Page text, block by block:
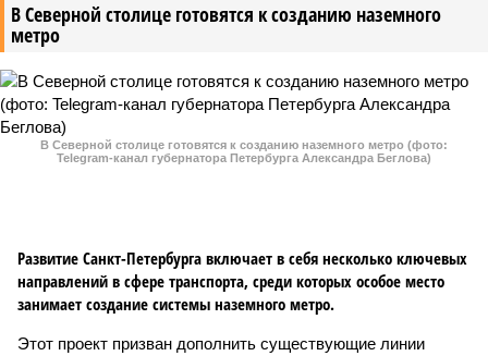
В Северной столице готовятся к созданию наземного
метро
В Северной столице готовятся к созданию наземного метро (фото:
Telegram-канал губернатора Петербурга Александра Беглова)
Развитие Санкт-Петербурга включает в себя несколько ключевых
направлений в сфере транспорта, среди которых особое место
занимает создание системы наземного метро.
Этот проект призван дополнить существующие линии